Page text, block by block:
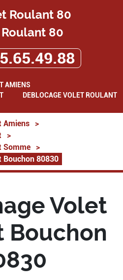
80
AMIENS
DEBLOCAGE VOLET ROULANT
Amiens
>
>
Somme
>
Bouchon 80830
Volet
Bouchon